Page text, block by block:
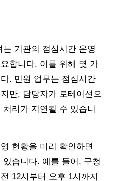
기관의 점심시간 운영
합니다. 이를 위해 몇 가
. 민원 업무는 점심시간
만, 담당자가 로테이션으
리가 지연될 수 있습니
현황을 미리 확인하면
습니다. 예를 들어, 구청
12시부터 오후 1시까지